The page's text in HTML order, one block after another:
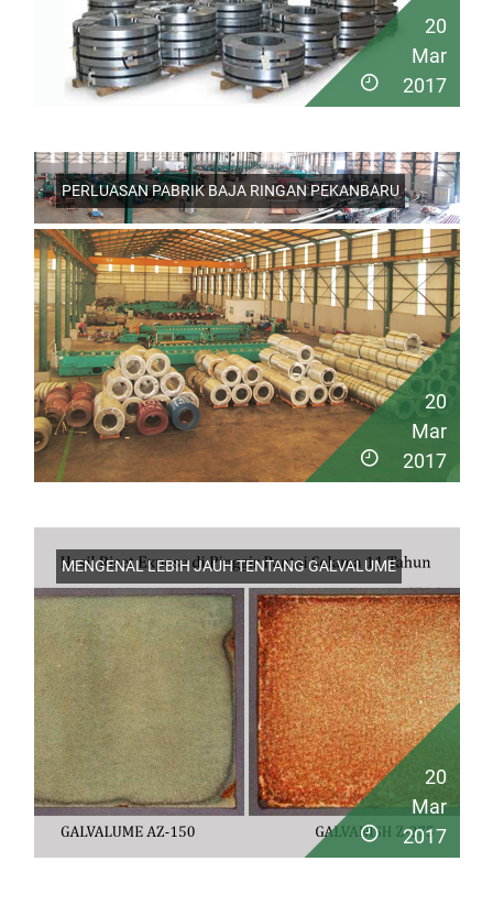
20
Mar
2017
PERLUASAN PABRIK BAJA RINGAN PEKANBARU
20
Mar
2017
MENGENAL LEBIH JAUH TENTANG GALVALUME
20
Mar
2017